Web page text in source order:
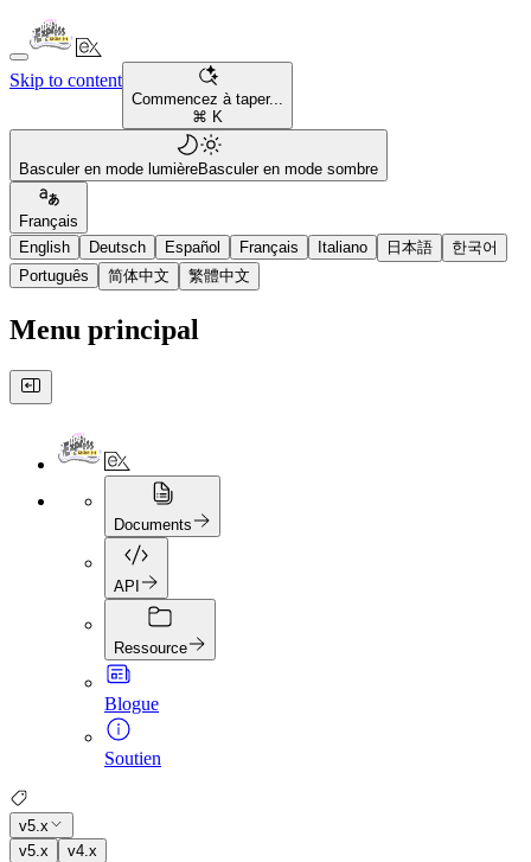
Skip to content
Commencez à taper...
⌘ K
Basculer en mode lumièreBasculer en mode sombre
Français
English
Deutsch Español Français Italiano 日本語
한국어
Português
简体中文 繁體中文
Menu principal
Documents
API
Ressource
Blogue
Soutien
v5.x
v5.x
v4.x